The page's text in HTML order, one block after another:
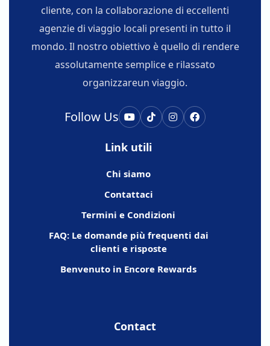
cliente, con la collaborazione di eccellenti
agenzie di viaggio locali presenti in tutto il
mondo. Il nostro obiettivo è quello di rendere
assolutamente semplice e rilassato
organizzareun viaggio.
Follow Us
Link utili
Chi siamo
Contattaci
Termini e Condizioni
FAQ: Le domande più frequenti dai
clienti e risposte
Benvenuto in Encore Rewards
Contact